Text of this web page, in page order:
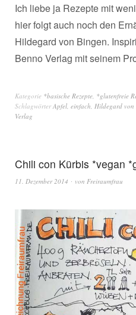
Ich liebe ja Rezepte mit
hier folgt auch noch den
Hildegard von Bingen.
Benno Verlag mit seinem
Kategorie *basische Rezepte *glutenfreie
SchlagwörterApfel einfach Hildegard von
Verlag
Chili con Kürbis *vegan
11. Dezember 2014 von Freiraumfrau